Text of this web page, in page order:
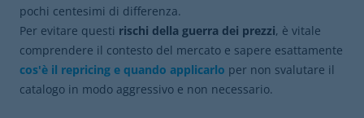
pochi centesimi di differenza.
Per evitare questi rischi della guerra dei prezzi, è vitale
comprendere il contesto del mercato e sapere esattamente
cos'è il repricing e quando applicarlo per non svalutare il
catalogo in modo aggressivo e non necessario.